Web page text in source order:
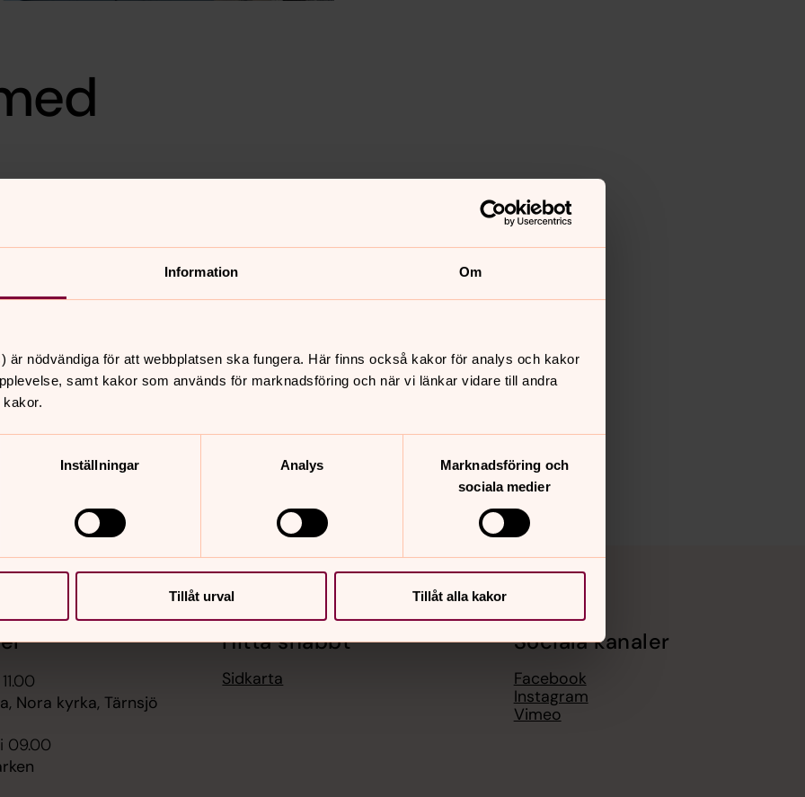
Information Om
är nödvändiga för att webbplatsen ska fungera. Här finns också kakor för analys och kakor
samt kakor som används för marknadsföring och när vi länkar vidare till andra
Inställningar Analys
Marknadsföring och
sociala medier
Tillåt urval Tillåt alla kakor
med barnkörerna
hämta sin dopduva. Präst
kakbuffé serveras i
Nora kyrka, Tärnsjö
09.00
Hitta snabbt
Sidkarta
Sociala kanaler
Facebook
Instagram
Vimeo